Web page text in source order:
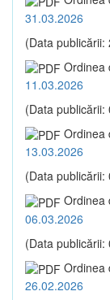
31.03.2026
(Data publicării:
Ordinea
11.03.2026
(Data publicării:
Ordinea
13.03.2026
(Data publicării:
Ordinea
06.03.2026
(Data publicării:
Ordinea
26.02.2026